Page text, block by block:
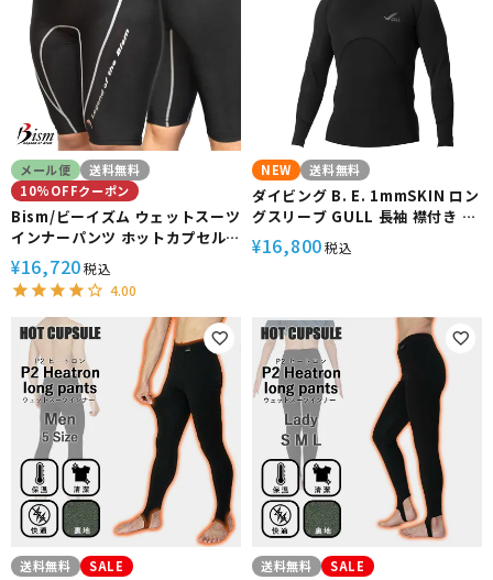
メール便
送料無料
10%OFFクーポン
Bism/ビーイズム ウェットスーツ
インナーパンツ ホットカプセル
TI2ショートパンツ[60314004]|
インナー パンツ レディース メン
ズ ラッシュガード サーフィン ウ
ェットスーツ ウエットスーツ ダ
イビング 防寒 ウェットスーツイ
ンナー 防寒インナー スキー アン
ダーウェア
¥16,720税込
4.00
NEW 送料無料
ダイビング B. E. 1mmSKIN ロン
グスリーブ GULL 長袖 襟付き イ
ンナー ユニセックス 男女 保温 防
風 水温 防風 耐久性 スキン ジャ
ツ スイムウェア イノスパンジャ
ージ 組み合わせ 伸縮性 着脱楽 海
¥16,800税込
送料無料 SALE 送料無料 SALE